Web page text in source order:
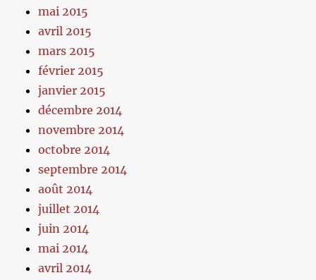
mai 2015
avril 2015
mars 2015
février 2015
janvier 2015
décembre 2014
novembre 2014
octobre 2014
septembre 2014
août 2014
juillet 2014
juin 2014
mai 2014
avril 2014